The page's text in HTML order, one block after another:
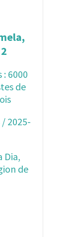
6000
de
2025-
Dia,
de